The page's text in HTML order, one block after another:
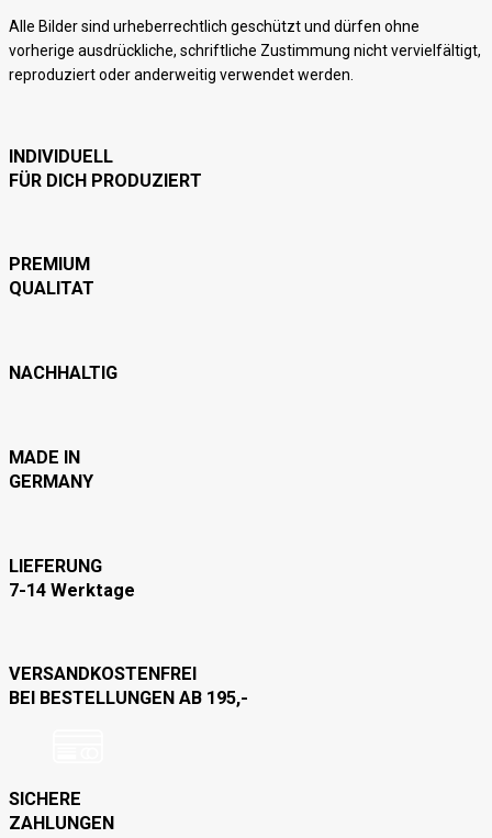
Alle Bilder sind urheberrechtlich geschützt und dürfen ohne
vorherige ausdrückliche, schriftliche Zustimmung nicht vervielfältigt,
reproduziert oder anderweitig verwendet werden.
INDIVIDUELL
FÜR DICH PRODUZIERT
PREMIUM
QUALITAT
NACHHALTIG
MADE IN
GERMANY
LIEFERUNG
7-14 Werktage
VERSANDKOSTENFREI
BEI BESTELLUNGEN AB 195,-
SICHERE
ZAHLUNGEN